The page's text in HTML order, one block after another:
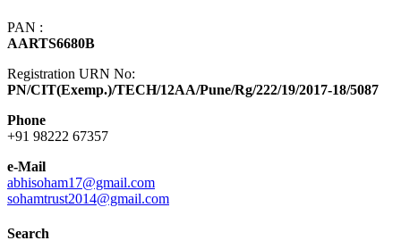
PAN :
AARTS6680B
Registration URN No:
PN/CIT(Exemp.)/TECH/12AA/Pune/Rg/222/19/2017-18/5087
Phone
+91 98222 67357
e-Mail
abhisoham17@gmail.com
sohamtrust2014@gmail.com
Search